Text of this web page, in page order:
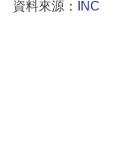
資料來源： INC